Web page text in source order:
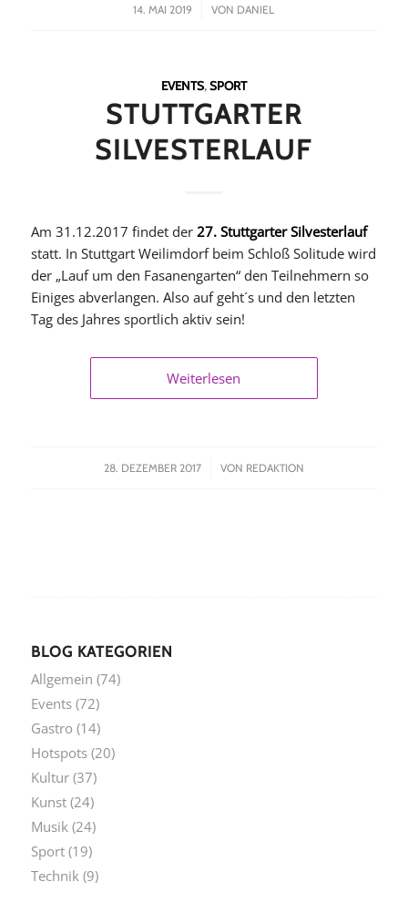
14. MAI 2019
/ VON DANIEL
EVENTS,SPORT
STUTTGARTER
SILVESTERLAUF
Am 31.12.2017 findet der 27. Stuttgarter Silvesterlauf
statt. In Stuttgart Weilimdorf beim Schloß Solitude wird
der „Lauf um den Fasanengarten“ den Teilnehmern so
Einiges abverlangen. Also auf geht´s und den letzten
Tag des Jahres sportlich aktiv sein!
Weiterlesen
28. DEZEMBER 2017
/ VON REDAKTION
BLOG KATEGORIEN
Allgemein (74)
Events(72)
Gastro (14)
Hotspots(20)
Kultur(37)
Kunst(24)
Musik (24)
Sport(19)
Technik (9)